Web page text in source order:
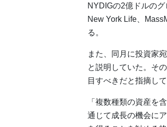
NYDIGの2億ドルの
New York Life、
る。
また、同月に投資家
と説明していた。そ
目すべきだと指摘して
「複数種類の資産を
通じて成長の機会に